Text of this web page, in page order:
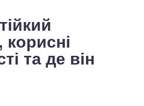
та де він